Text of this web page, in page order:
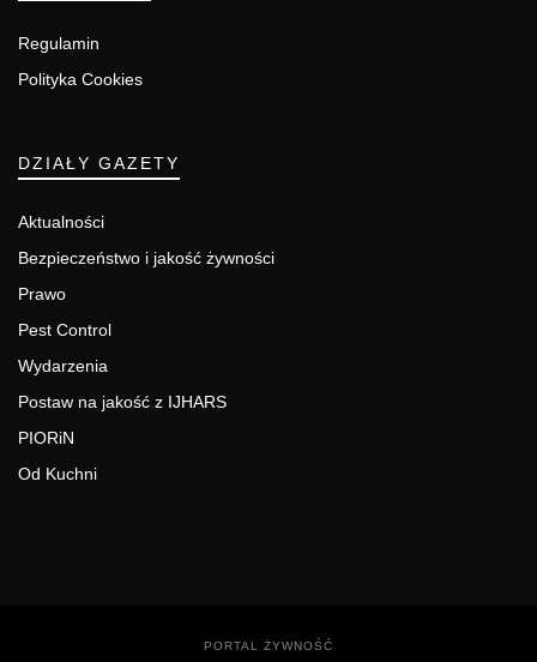
Regulamin
Polityka Cookies
DZIAŁY GAZETY
Aktualności
Bezpieczeństwo i jakość żywności
Prawo
Pest Control
Wydarzenia
Postaw na jakość z IJHARS
PIORiN
Od Kuchni
PORTAL ŻYWNOŚĆ